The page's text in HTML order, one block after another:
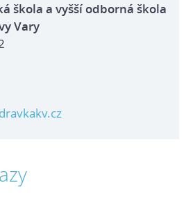
škola a vyšší odborná škola
Vary